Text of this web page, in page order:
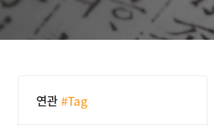
연관 #Tag